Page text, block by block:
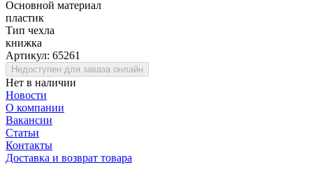
Основной материал
пластик
Тип чехла
книжка
Артикул: 65261
Недоступен для заказа онлайн
Нет в наличии
Новости
О компании
Вакансии
Статьи
Контакты
Доставка и возврат товара